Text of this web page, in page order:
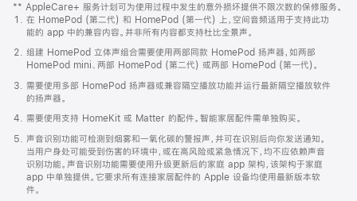
窗
口
中
打
开)
** AppleCare+ 服务计划可为使用过程中发生的意外损坏提供不限次数的保修服务。
在 HomePod (第二代) 和 HomePod (第一代) 上，空间音频适用于支持此功
能的 app 中的兼容内容。并非所有内容都支持杜比全景声。
组建 HomePod 立体声组合需要使用两部同款 HomePod 扬声器，如两部
HomePod mini、两部 HomePod (第二代) 或两部 HomePod (第一代)。
需要使用多部 HomePod 扬声器或兼容隔空播放功能并运行最新隔空播放软件
的扬声器。
需要使用支持 HomeKit 或 Matter 的配件。智能家居配件需单独购买。
声音识别功能可检测到烟雾和一氧化碳的警报声，并可在识别后向你发送通知。
当用户身处可能受到伤害的环境中，或在高风险或紧急情况下，均不应依赖声音
识别功能。声音识别功能需要使用升级更新后的家庭 app 架构，该架构于家庭
app 中单独提供。它要求所有连接家居配件的 Apple 设备均使用最新版本软
件。